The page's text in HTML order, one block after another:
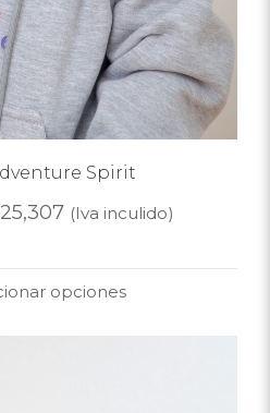
Spirit
(Iva inculido)
opciones